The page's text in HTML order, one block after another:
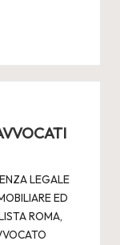
LEGALE
ED
ROMA,